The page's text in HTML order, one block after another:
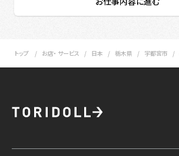
トップ お店・ サービス 日本 栃木県 宇都宮市